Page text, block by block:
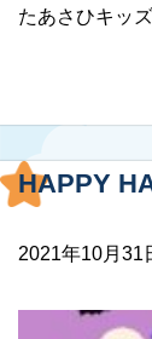
たあさひキッ
HAPPY
2021年10月31